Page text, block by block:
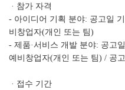
· 참가 자격
- 아이디어 기획 분야: 공고일
비창업자(개인 또는 팀)
- 제품·서비스 개발 분야: 공고
예비창업자(개인 또는 팀) / 공
· 접수 기간